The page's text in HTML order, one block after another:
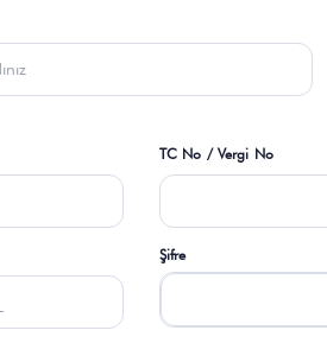
TC No / Vergi No
Şifre